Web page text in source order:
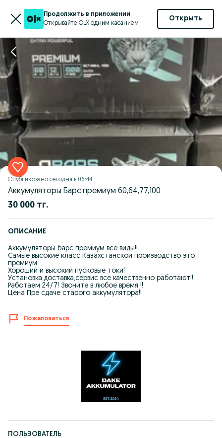
Продолжить в приложении
Открывайте OLX одним касанием
Открыть
Опубликовано сегодня в 06:44
Аккумуляторы Барс премиум 60,64,77,100
30 000 тг.
ОПИСАНИЕ
Аккумуляторы барс премиум все виды!!
Самые высокие класс Казахстанской производство это
премиум
Хороший и высокий пусковые токи!
Установка,доставка,сервис все качественно работают!!
Работаем 24/7! Звоните в любое время !!
Цена Пре сдаче старого аккумулятора!!
Пожаловаться
ПОЛЬЗОВАТЕЛЬ